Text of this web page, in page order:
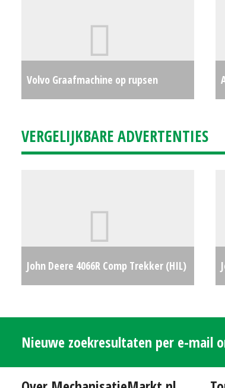
Volvo Graafmachine op rupsen
VERGELIJKBARE ADVERTENTIES
John Deere 4066R Comp Trekker (HIL)
Nieuwe zoekresultaten per e-mail